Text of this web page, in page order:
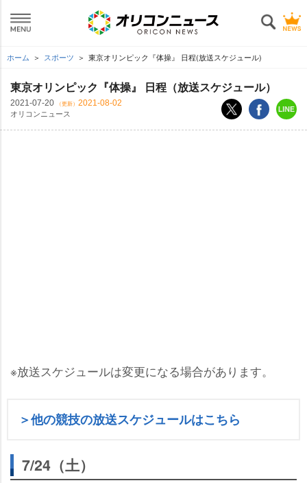
ホーム スポーツ 東京オリンピック『体操』 日程(放送スケジュール)
東京オリンピック『体操』 日程（放送スケジュール）
2021-07-20 （更新） 2021-08-02
オリコンニュース
※放送スケジュールは変更になる場合があります。
＞他の競技の放送スケジュールはこちら
7/24（土）